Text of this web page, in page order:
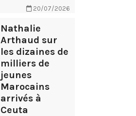
20/07/2026
Nathalie
Arthaud sur
les dizaines de
milliers de
jeunes
Marocains
arrivés à
Ceuta